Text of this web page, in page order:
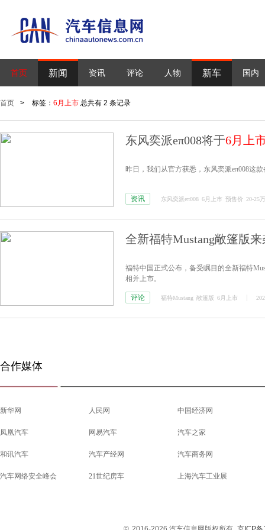
首页 新闻 资讯 评论 人物 新车 国内
首页 > 标签： 6月上市 总共有 2 条记录
东风奕派eπ008将于6月上
昨日，我们从官方获悉，东风奕派eπ008这
资讯 东风奕派eπ008 6月上市 预售价 20-25
全新福特Mustang敞篷版
福特中国正式公布，备受瞩目的全新福特
相并上市。
评论 福特Mustang 敞篷版 6月上市
合作媒体
新华网 人民网 中国经济网
凤凰汽车 网易汽车 汽车之家
和讯汽车 汽车产经网 汽车商务网
汽车网络安全峰会 21世纪房车 上海汽车工业展